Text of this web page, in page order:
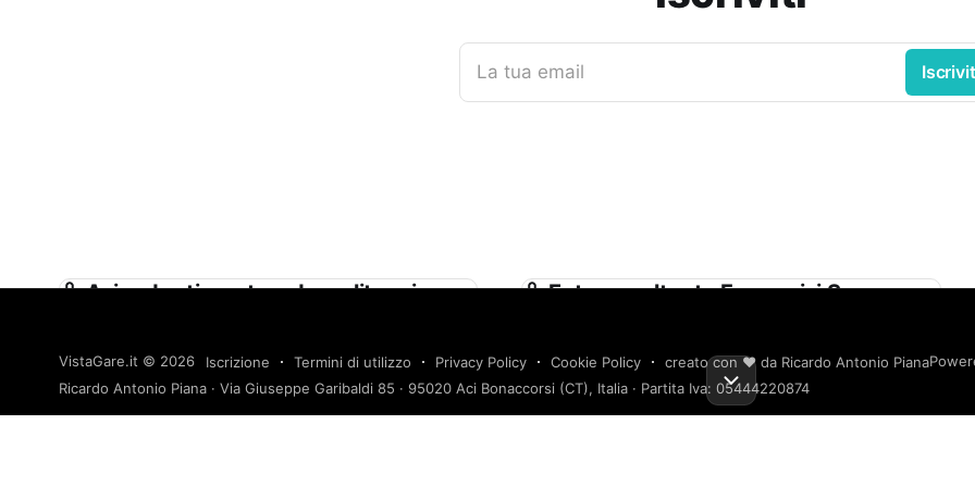
La tua email
Azienda rti-cost-endo-politecnica-
studio-di-ingegneria-isola-boasso-
associati-srl-c-s-di-giuseppe-
Ente appaltante Ferservizi S.p.a.
Dello Stato Italiane S.p.a.) in Proprio e
Nell’interesse delle Società del Gruppo
VistaGare.it © 2026 Iscrizione Termini di utilizzo Privacy Policy Cookie Policy creato con ❤️ da Ricardo Antonio Piana
Ricardo Antonio Piana · Via Giuseppe Garibaldi 85 · 95020 Aci Bonaccorsi (CT), Italia · Partita Iva: 05444220874